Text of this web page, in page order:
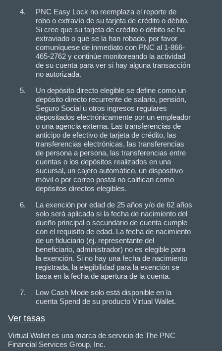
PNC Easy Lock no reemplaza el reporte de
robo o extravío de su tarjeta de crédito o débito.
Si cree que su tarjeta de crédito o débito se ha
extraviado o que se la han robado, por favor
comuníquese de inmediato con PNC al 1-866-
465-2762 y continúe monitoreando la actividad
de su cuenta para ver si hay alguna transacción
no autorizada.
Un depósito directo elegible se define como un
depósito directo recurrente de salario, pensión,
Seguro Social u otros ingresos regulares
depositados electrónicamente por un empleador
o una agencia externa. Las transferencias de
anticipo de efectivo de tarjeta de crédito, las
transferencias electrónicas, las transferencias
de persona a persona, las transferencias entre
cuentas o los depósitos realizados en una
sucursal, un cajero automático, un dispositivo
móvil o por correo postal no califican como
depósitos directos elegibles.
La exención por edad de 25 años y/o de 62 años
solo será aplicada si la fecha de nacimiento del
dueño principal o secundario de cuenta cumple
con el requisito de edad. La fecha de nacimiento
de un fiduciario (ej. representante del
beneficiario, administrador) no es elegible para
la exención. Si no hay una fecha de nacimiento
registrada, la elegibilidad para la exención se
basa en la fecha de apertura de la cuenta.
Low Cash Mode solo está disponible en la
cuenta Spend de su producto Virtual Wallet.
Ver tasas
Virtual Wallet es una marca de servicio de The PNC
Financial Services Group, Inc.